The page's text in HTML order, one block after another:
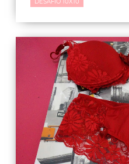
DESAFIO 10X10